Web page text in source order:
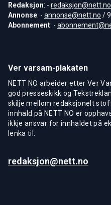
Redaksjon: - redaksjon@nett.no
Annonse: - annonse@nett.no /
Abonnement: -
Ver varsam-plakaten
NETT NO arbeider etter Ver
god presseskikk og
skilje mellom redaksjonelt
innhald på NETT NO er
ikkje ansvar for innhaldet på
lenka til.
redaksjon@nett.no